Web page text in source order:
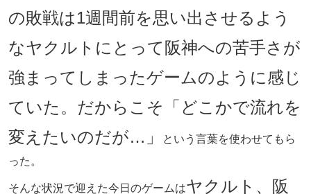
の敗戦は1週間前を思い出させるよう
なヤクルトにとって阪神への苦手さが
強まってしまったゲームのように感じ
ていた。だからこそ「どこかで流れを
変えたいのだが…」
という言葉を使わせてもら
った。
そんな状況で迎えた今日のゲームはヤクルト、阪